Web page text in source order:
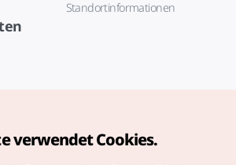
Standortinformationen
verwendet Cookies.